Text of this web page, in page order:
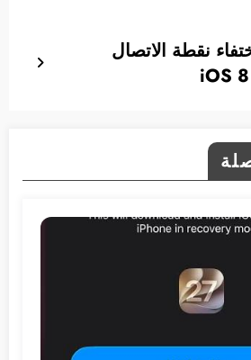
نقطة الاتصال